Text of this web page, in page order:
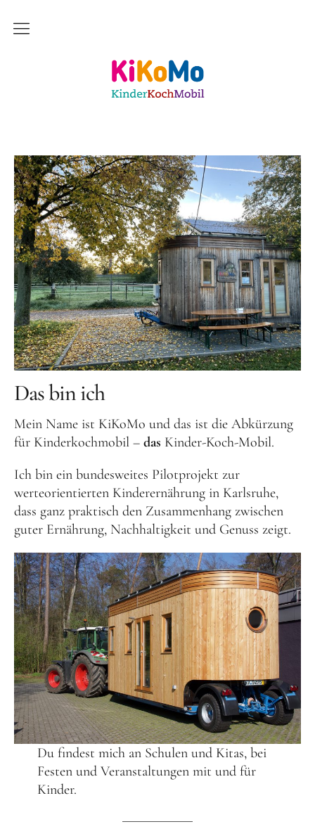
Kinderkochmobil KiKoMo Karlsruhe
Start
Daher komme ich
Meine Freunde
Saisonal – Regional – Bio
Wir sind “in-Form”
Anerkannt als “BNE”-Akteur
Mein erstes Jahr
Aktuelles
Tipps für Kids
Für Schulen
Unser Beitrag zum Ernährungsführerschein
Projektwoche Planetary Health Diet
Frühlingsküche & Sprachschätze
Winterzauber
Projekttag im KiKoMo
Projekt „Iss dich klug“
Kräuterwanderung und Outdoorkochen
Für KiTas
Frühlingsküche & Sprachschätze – Mit allen Sinnen
lernen
Winterzauber
Offene Angebote
Werde Klimabotschafter:in
Groß & Klein-Kochworkshop
Das bin ich
Mein Name ist KiKoMo und das ist die Abkürzung
für Kinderkochmobil – das Kinder-Koch-Mobil.
Ich bin ein bundesweites Pilotprojekt zur
werteorientierten Kinderernährung in Karlsruhe,
dass ganz praktisch den Zusammenhang zwischen
guter Ernährung, Nachhaltigkeit und Genuss zeigt.
Du findest mich an Schulen und Kitas, bei
Festen und Veranstaltungen mit und für
Kinder.